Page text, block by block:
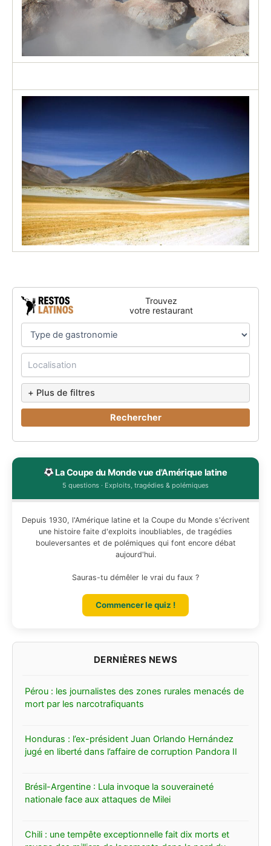
Trouvez
votre restaurant
+ Plus de filtres
Rechercher
La Coupe du Monde vue d'Amérique latine
5 questions · Exploits, tragédies & polémiques
Depuis 1930, l'Amérique latine et la Coupe du Monde s'écrivent
une histoire faite d'exploits inoubliables, de tragédies
bouleversantes et de polémiques qui font encore débat
aujourd'hui.
Sauras-tu démêler le vrai du faux ?
Commencer le quiz !
Pérou : les journalistes des zones rurales menacés de
mort par les narcotrafiquants
Honduras : l’ex-président Juan Orlando Hernández
jugé en liberté dans l’affaire de corruption Pandora II
Brésil-Argentine : Lula invoque la souveraineté
nationale face aux attaques de Milei
Chili : une tempête exceptionnelle fait dix morts et